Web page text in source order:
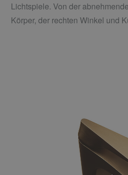
Lichtspiele. Von der
Körper, der rechten Winkel und